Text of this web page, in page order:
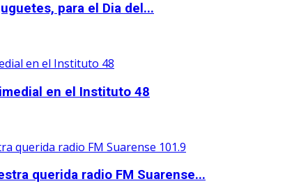
para el Dia del...
en el Instituto 48
querida radio FM Suarense...